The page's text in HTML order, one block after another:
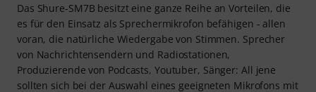
Das Shure-SM7B besitzt eine ganze Reihe an Vorteilen, die
es für den Einsatz als Sprechermikrofon befähigen - allen
voran, die natürliche Wiedergabe von Stimmen. Sprecher
von Nachrichtensendern und Radiostationen,
Produzierende von Podcasts, Youtuber, Sänger: All jene
sollten sich bei der Auswahl eines geeigneten Mikrofons mit